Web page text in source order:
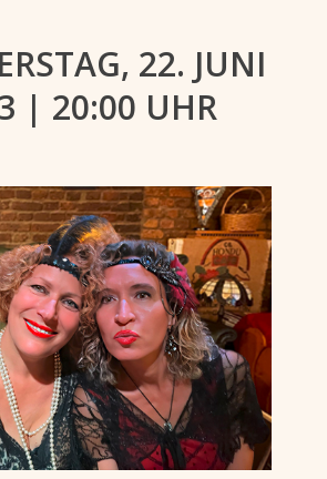
22. JUNI
| 20:00 UHR